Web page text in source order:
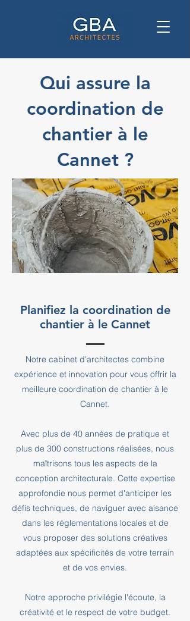
Qui assure la
coordination de
chantier à le
Cannet ?
Planifiez la coordination de
chantier à le Cannet
Notre cabinet d'architectes combine
expérience et innovation pour vous offrir la
meilleure coordination de chantier à le
Cannet.
Avec plus de 40 années de pratique et
plus de 300 constructions réalisées, nous
maîtrisons tous les aspects de la
conception architecturale. Cette expertise
approfondie nous permet d'anticiper les
défis techniques, de naviguer avec aisance
dans les réglementations locales et de
vous proposer des solutions créatives
adaptées aux spécificités de votre terrain
et de vos envies.
Notre approche privilégie l'écoute, la
créativité et le respect de votre budget.